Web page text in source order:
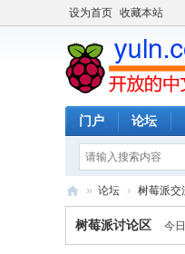
设为首页 收藏本站
门户 论坛
玉
玲
» 论坛 › 树莓派交
树莓派讨论区 今